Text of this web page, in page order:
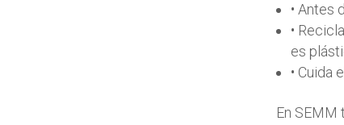
• Antes
•
es
• Cuida
En SEMM